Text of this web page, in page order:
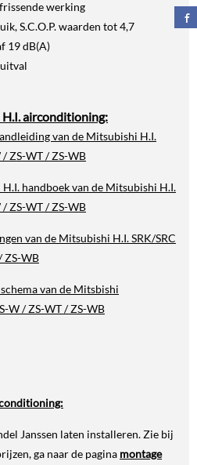
werking
S.C.O.P. waarden tot 4,7
19 dB(A)
airconditioning:
van de Mitsubishi H.I.
ZS-WT / ZS-WB
handboekvan de Mitsubishi H.I.
/ ZS-WT / ZS-WB
van de Mitsubishi H.I. SRK/SRC
ZS-WB
van de Mitsbishi
W / ZS-WT / ZS-WB
Janssen laten installeren. Zie bij
ga naar de pagina montage